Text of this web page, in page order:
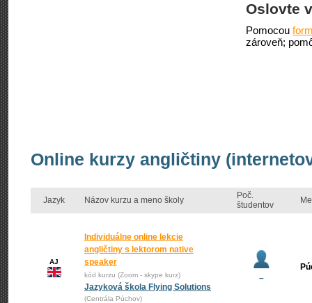
Oslovte
Pomocou
zároveň;
Online kurzy angličtiny
Jazyk Názov kurzu a meno školy
Poč.
študentov
AJ
Individuálne online lekcie
angličtiny s lektorom native
speaker
kód kurzu (Zoom - skype kurz)
Jazyková škola Flying Solutions
(Centrála Púchov)
–